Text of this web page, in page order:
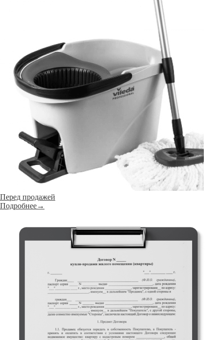
Перед продажей
Подробнее→